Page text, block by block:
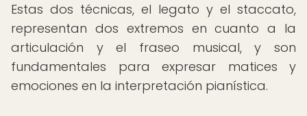
Estas dos técnicas, el legato y el staccato,
representan dos extremos en cuanto a la
articulación y el fraseo musical, y son
fundamentales para expresar matices y
emociones en la interpretación pianística.